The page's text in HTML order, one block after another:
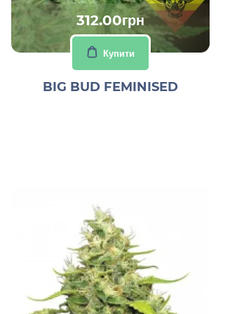
312.00грн
Купити
BIG BUD FEMINISED